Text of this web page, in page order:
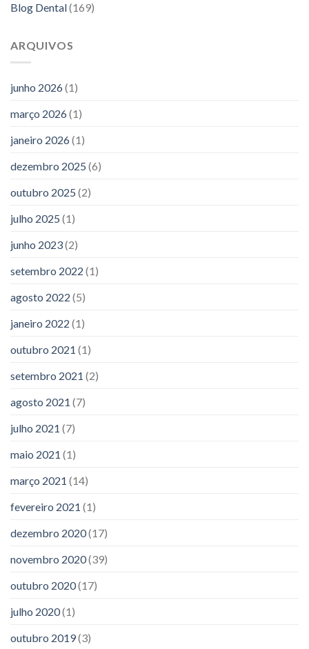
Blog Dental(169)
ARQUIVOS
junho 2026(1)
março 2026(1)
janeiro 2026(1)
dezembro 2025 (6)
outubro 2025 (2)
julho 2025 (1)
junho 2023(2)
setembro 2022 (1)
agosto 2022 (5)
janeiro 2022 (1)
outubro 2021 (1)
setembro 2021 (2)
agosto 2021 (7)
julho 2021 (7)
maio 2021 (1)
março 2021 (14)
fevereiro 2021 (1)
dezembro 2020(17)
novembro 2020(39)
outubro 2020(17)
julho 2020(1)
outubro 2019(3)